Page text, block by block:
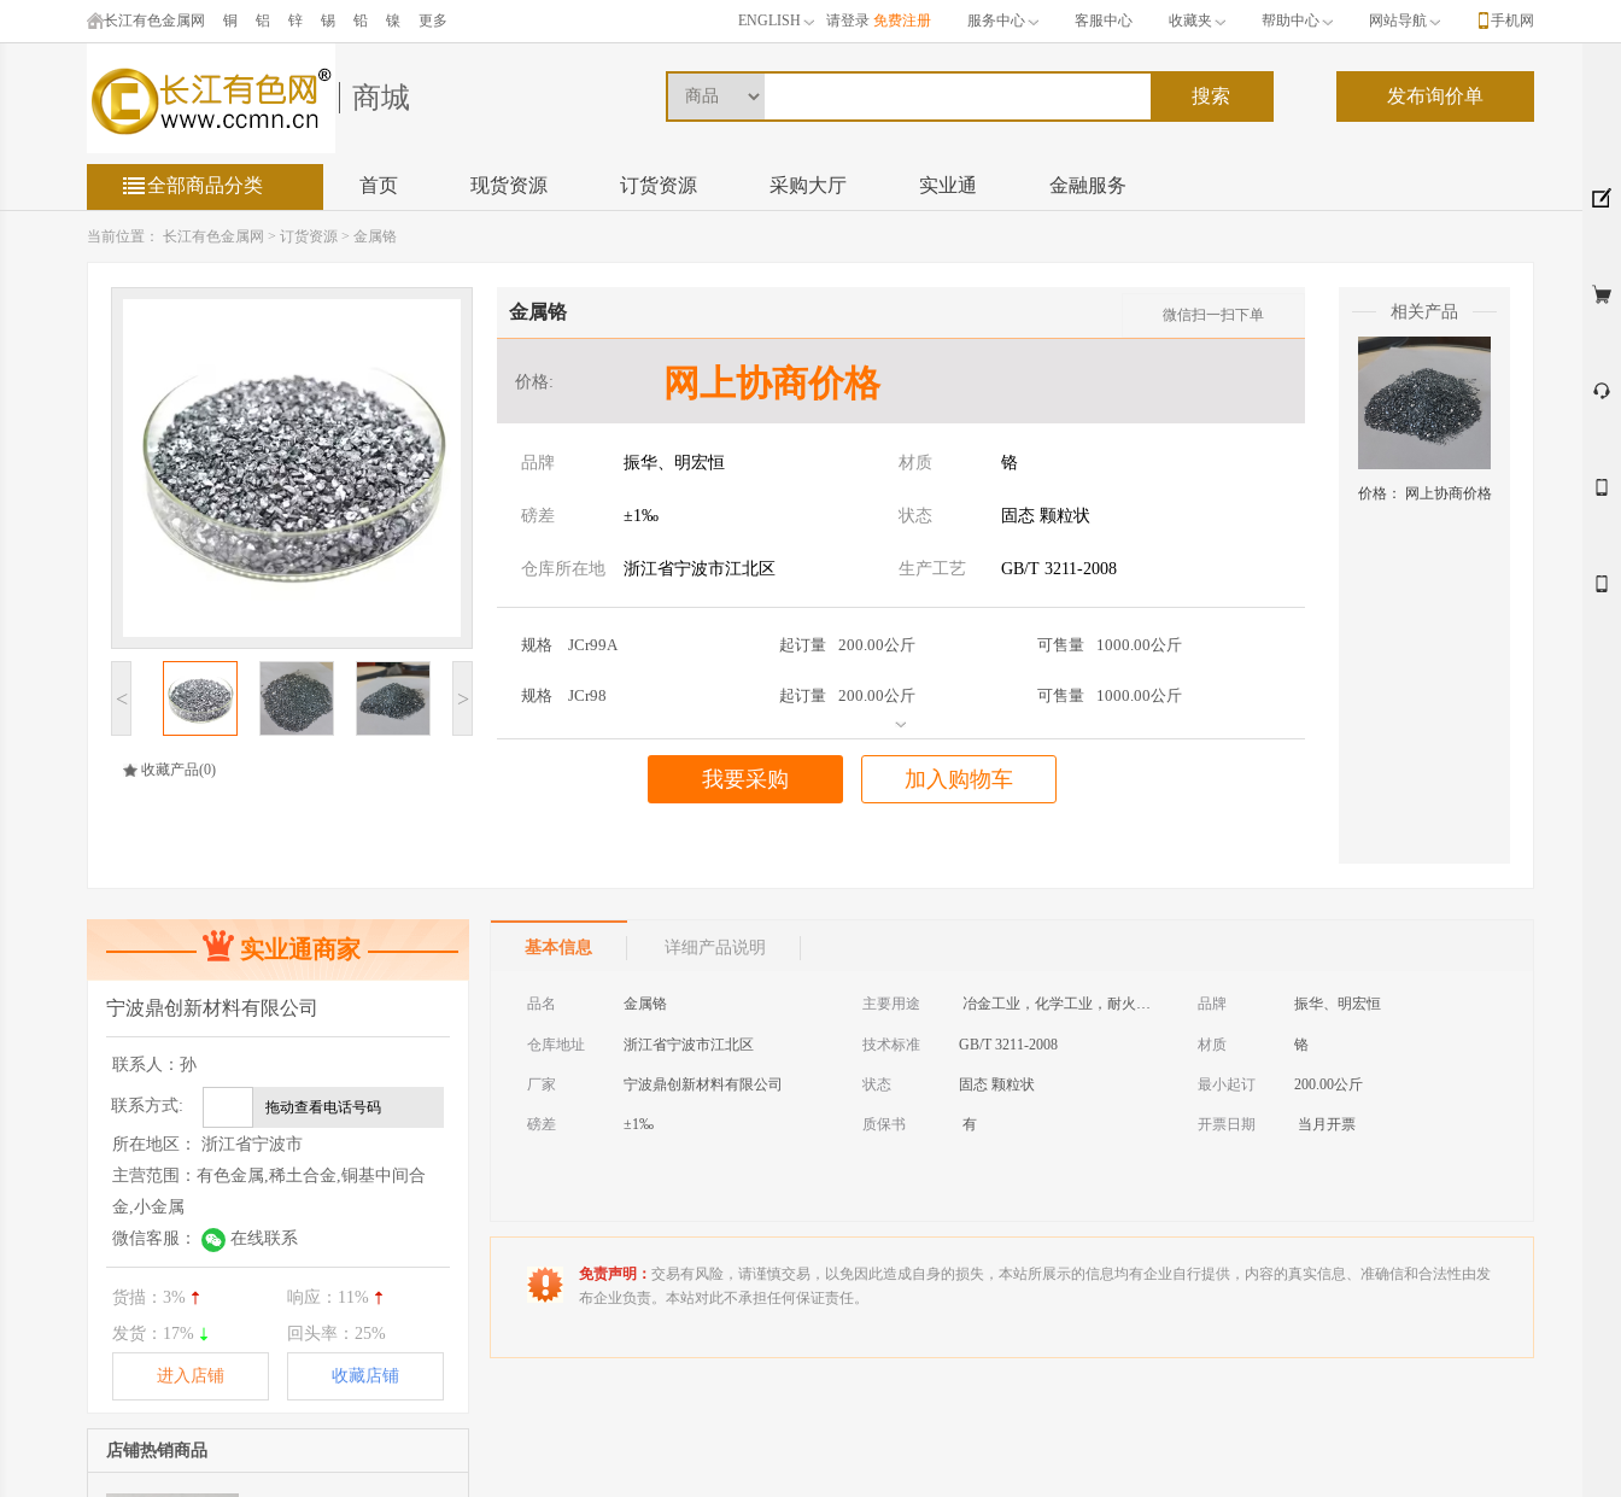
长江有色金属网 铜 铝 锌 锡 铅 镍 更多 ENGLISH 请登录 免费注册 服务中心 客服中心 收藏夹 帮助中心 网站导航 手机网
商城
全部商品分类 首页 现货资源 订货资源 采购大厅 实业通 金融服务
当前位置： 长江有色金属网 > 订货资源 > 金属铬
< >
收藏产品(0)
金属铬 微信扫一扫下单
价格: 网上协商价格
品牌 振华、明宏恒 材质 铬
磅差 ±1‰ 状态 固态 颗粒状
仓库所在地 浙江省宁波市江北区 生产工艺 GB/T 3211-2008
规格 JCr99A 起订量 200.00公斤 可售量 1000.00公斤
规格 JCr98 起订量 200.00公斤 可售量 1000.00公斤
我要采购 加入购物车
相关产品
价格： 网上协商价格
实业通商家
宁波鼎创新材料有限公司
联系人： 孙
联系方式: 拖动查看电话号码
所在地区：
浙江省宁波市
主营范围： 有色金属,稀土合金,铜基中间合
金,小金属
微信客服：
在线联系
货描： 3% 响应： 11%
发货： 17% 回头率： 25%
进入店铺 收藏店铺
店铺热销商品
基本信息 详细产品说明
品名 金属铬
仓库地址 浙江省宁波市江北区
厂家 宁波鼎创新材料有限公司
磅差 ±1‰
主要用途 冶金工业，化学工业，耐火材料，其他领域,
技术标准 GB/T 3211-2008
状态 固态 颗粒状
质保书 有
品牌 振华、明宏恒
材质 铬
最小起订 200.00公斤
开票日期 当月开票
免责声明： 交易有风险，请谨慎交易，以免因此造成自身的损失，本站所展示的信息均有企业自行提供，内容的真实信息、准确信和合法性由发
布企业负责。本站对此不承担任何保证责任。